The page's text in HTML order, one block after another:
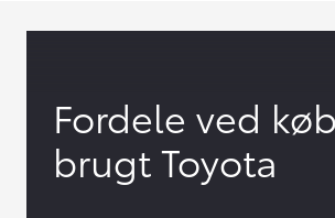
Fordele ved
brugt Toyota